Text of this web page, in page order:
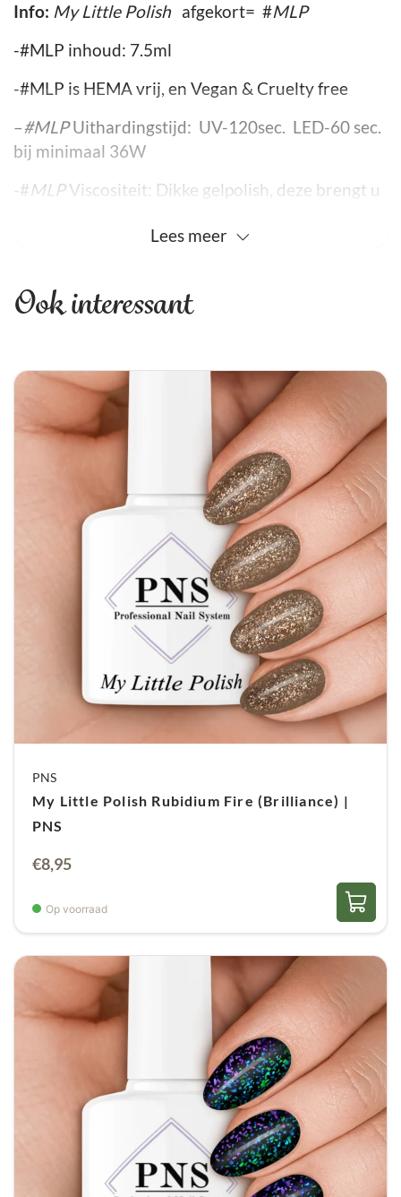
Info: My Little Polishafgekort= #MLP
-#MLP inhoud: 7.5ml
-#MLP is HEMA vrij, en Vegan & Cruelty free
–#MLPUithardingstijd: UV-120sec. LED-60 sec.
bij minimaal 36W
-#MLPViscositeit: Dikke gelpolish, deze brengt u
de perfectie pigmentatie verdeling.
monitor/beeldscherm, open daarom altijd het
artikel om te kijken of er meer foto´s beschikbaar
zijn, in de meeste gevallen zijn er wel foto’s van
color pops beschikbaar.
Voor u begint: Rol de fles altijd goed door de
hand palmen heen om zo de pigmentatie goed te
verdelen of gebruik de nail polish shaker voor de
beste kleur menging.
Werk altijd met flesjes die op kamer temperatuur
zijn, net nieuw binnen gekomen flesjes eerst laten
Ga niet buiten of vlak bij een raam uw nagels
doen, uv licht doet uw producten uitharden.
Zet nooit flesjes bij uw uv-led lamp, het product
Gelpolish donker en koel bewaren, en zorg
Flesjes goed dicht draaien, bij iets open komt er
lucht bij en is uw polish minder lang houdbaar
Lees meer
Ook interessant
PNS
My Little Polish Rubidium Fire (Brilliance) |
PNS
€8,95
Op voorraad